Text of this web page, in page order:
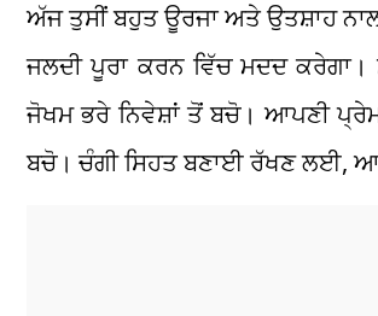
ਅੱਜ ਤੁਸੀਂ ਬਹੁਤ ਊਰਜਾ ਅਤੇ ਉਤਸ਼ਾਹ
ਜਲਦੀ ਪੂਰਾ ਕਰਨ ਵਿੱਚ ਮਦਦ
ਜੋਖਮ ਭਰੇ ਨਿਵੇਸ਼ਾਂ ਤੋਂ ਬਚੋ। ਆਪਣੀ
ਬਚੋ। ਚੰਗੀ ਸਿਹਤ ਬਣਾਈ ਰੱਖਣ ਲਈ,